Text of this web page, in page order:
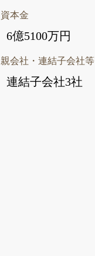
資本金
6億5100万円
親会社・連結子会社等
連結子会社3社